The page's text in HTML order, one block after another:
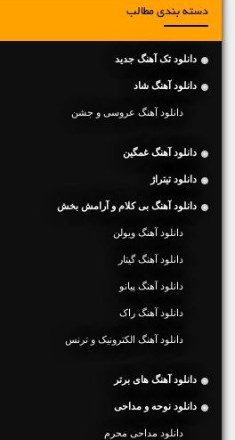
دسته بندی مطالب
دانلود تک آهنگ جدید
دانلود آهنگ شاد
دانلود آهنگ عروسی و جشن
دانلود آهنگ غمگین
دانلود تیتراژ
دانلود آهنگ بی کلام و آرامش بخش
دانلود آهنگ ویولن
دانلود آهنگ گیتار
دانلود آهنگ پیانو
دانلود آهنگ راک
دانلود آهنگ الکترونیک و ترنس
دانلود آهنگ های برتر
دانلود نوحه و مداحی
دانلود مداحی محرم